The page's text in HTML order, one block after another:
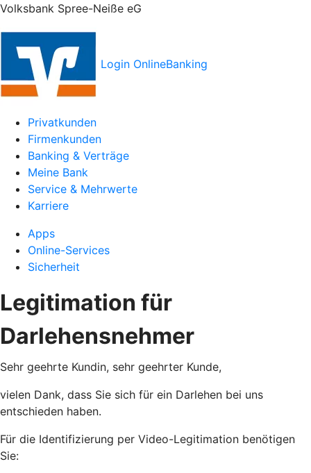
Volksbank Spree-Neiße eG
Login OnlineBanking
Privatkunden
Firmenkunden
Banking & Verträge
Meine Bank
Service & Mehrwerte
Karriere
Apps
Online-Services
Sicherheit
Legitimation für
Darlehensnehmer
Sehr geehrte Kundin, sehr geehrter Kunde,
vielen Dank, dass Sie sich für ein Darlehen bei uns
entschieden haben.
Für die Identifizierung per Video-Legitimation benötigen
Sie: